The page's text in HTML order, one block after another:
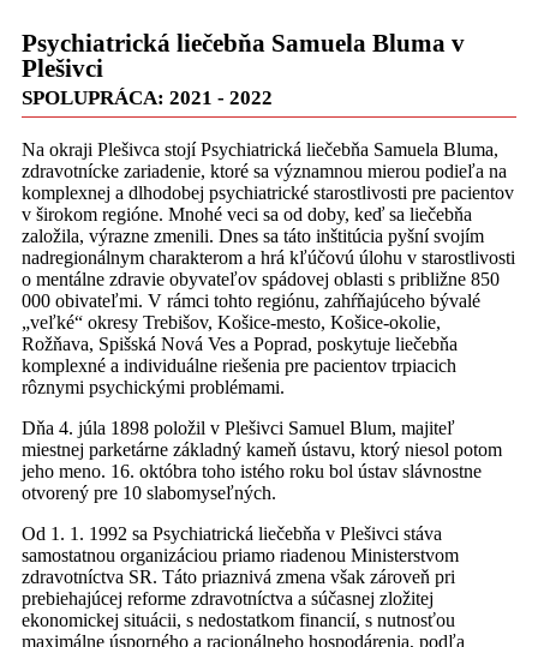
Psychiatrická liečebňa Samuela Bluma v
Plešivci
SPOLUPRÁCA: 2021 - 2022
Na okraji Plešivca stojí Psychiatrická liečebňa Samuela Bluma,
zdravotnícke zariadenie, ktoré sa významnou mierou podieľa na
komplexnej a dlhodobej psychiatrické starostlivosti pre pacientov
v širokom regióne. Mnohé veci sa od doby, keď sa liečebňa
založila, výrazne zmenili. Dnes sa táto inštitúcia pyšní svojím
nadregionálnym charakterom a hrá kľúčovú úlohu v starostlivosti
o mentálne zdravie obyvateľov spádovej oblasti s približne 850
000 obivateľmi. V rámci tohto regiónu, zahŕňajúceho bývalé
„veľké“ okresy Trebišov, Košice-mesto, Košice-okolie,
Rožňava, Spišská Nová Ves a Poprad, poskytuje liečebňa
komplexné a individuálne riešenia pre pacientov trpiacich
rôznymi psychickými problémami.
Dňa 4. júla 1898 položil v Plešivci Samuel Blum, majiteľ
miestnej parketárne základný kameň ústavu, ktorý niesol potom
jeho meno. 16. októbra toho istého roku bol ústav slávnostne
otvorený pre 10 slabomyseľných.
Od 1. 1. 1992 sa Psychiatrická liečebňa v Plešivci stáva
samostatnou organizáciou priamo riadenou Ministerstvom
zdravotníctva SR. Táto priaznivá zmena však zároveň pri
prebiehajúcej reforme zdravotníctva a súčasnej zložitej
ekonomickej situácii, s nedostatkom financií, s nutnosťou
maximálne úsporného a racionálneho hospodárenia, podľa